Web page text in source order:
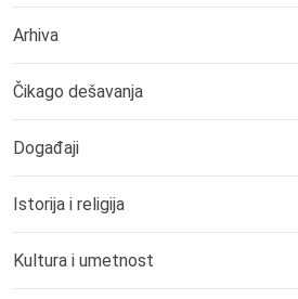
Arhiva
Čikago dešavanja
Događaji
Istorija i religija
Kultura i umetnost